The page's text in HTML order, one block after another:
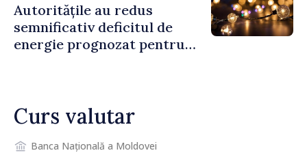
Autoritățile au redus
semnificativ deficitul de
energie prognozat pentru
Curs valutar
Banca Națională a Moldovei